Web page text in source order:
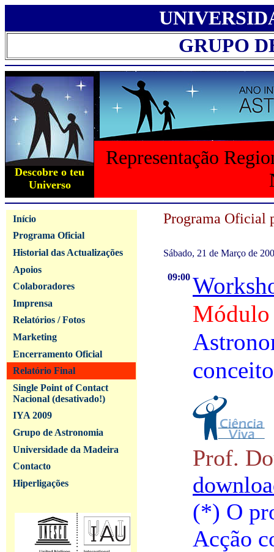
GRUPO
Descobre o teu
Universo
Representação
Início
Programa Oficial
Historial das Actualizações
Apoios
Colaboradores
Imprensa
Relatórios / Fotos
Marketing
Encerramento Oficial
Relatório Final
Single Point of Contact
Nacional (desativado!)
IYA 2009
Grupo de Astronomia
Universidade da Madeira
Contacto
Hiperligações
Programa Oficial
Sábado, 21 de Março de
09:00
Prof.
(*) O
Acção